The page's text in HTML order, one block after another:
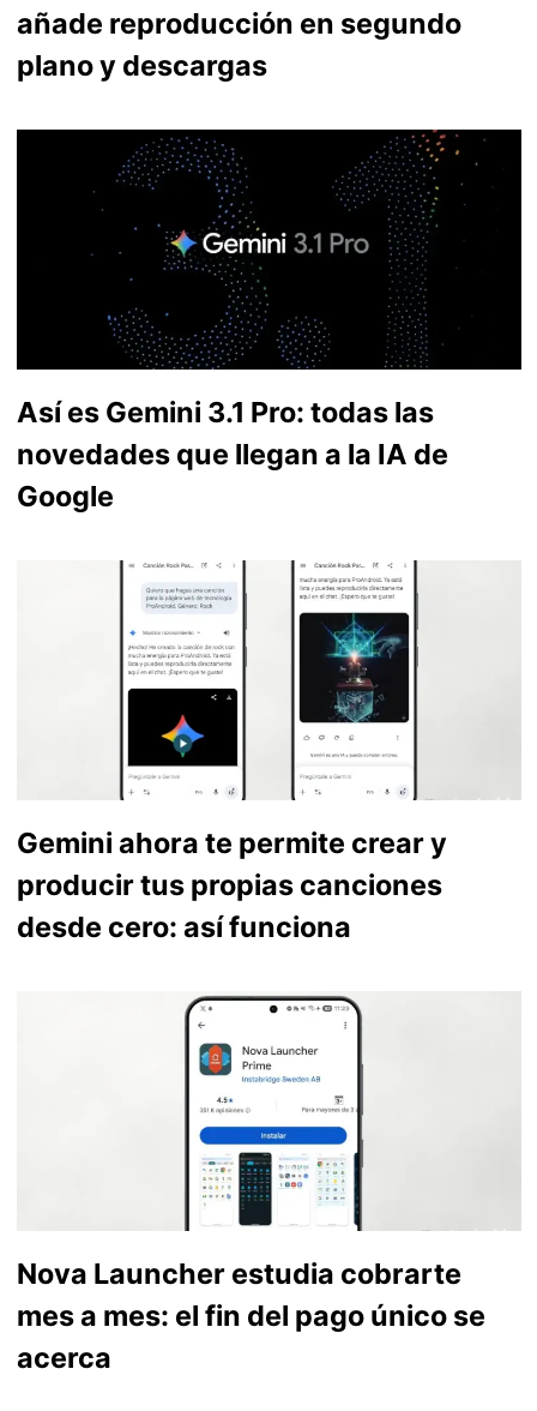
añade reproducción en segundo
plano y descargas
Así es Gemini 3.1 Pro: todas las
novedades que llegan a la IA de
Google
Gemini ahora te permite crear y
producir tus propias canciones
desde cero: así funciona
Nova Launcher estudia cobrarte
mes a mes: el fin del pago único se
acerca